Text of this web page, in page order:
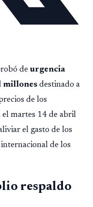
de urgencia
millones destinado a
de los
el martes 14 de abril
el gasto de los
de los
respaldo